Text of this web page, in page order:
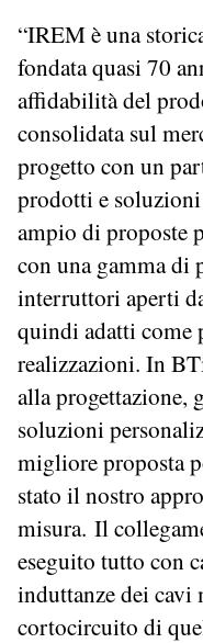
“IREM è una
fondata quasi 70
affidabilità del
consolidata sul
progetto con un
prodotti e
ampio di proposte
con una gamma
interruttori aperti
quindi adatti come
realizzazioni. In
alla progettazione,
soluzioni
migliore proposta
stato il nostro
misura. Il
eseguito tutto con
induttanze dei cavi
cortocircuito di